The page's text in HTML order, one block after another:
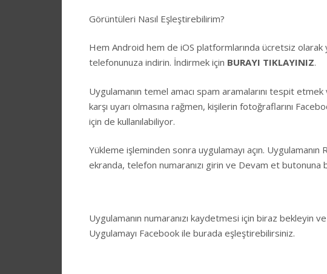
Görüntüleri Nasıl Eşleştirebilirim?
Hem Android hem de iOS platformlarında ücretsiz olarak
telefonunuza indirin. İndirmek için BURAYI TIKLAYINIZ.
Uygulamanın temel amacı spam aramalarını tespit
karşı uyarı olmasına rağmen, kişilerin fotoğraflarını
için de kullanılabiliyor.
Yükleme işleminden sonra uygulamayı açın.
ekranda, telefon numaranızı girin ve Devam et butonuna
Uygulamanın numaranızı kaydetmesi için biraz bekleyin
Uygulamayı Facebook ile burada eşleştirebilirsiniz.